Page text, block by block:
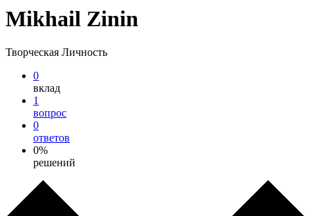
Mikhail Zinin
Творческая Личность
0
вклад
1
вопрос
0
ответов
0%
решений